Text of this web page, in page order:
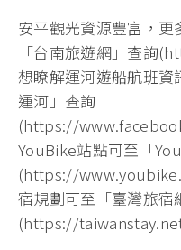
安平觀光資源豐富，
「台南旅遊網」查詢
想瞭解運河遊船航班資
運河」查詢
(https://
YouBike站點可至「
(https://
宿規劃可至「臺灣旅宿
(https://